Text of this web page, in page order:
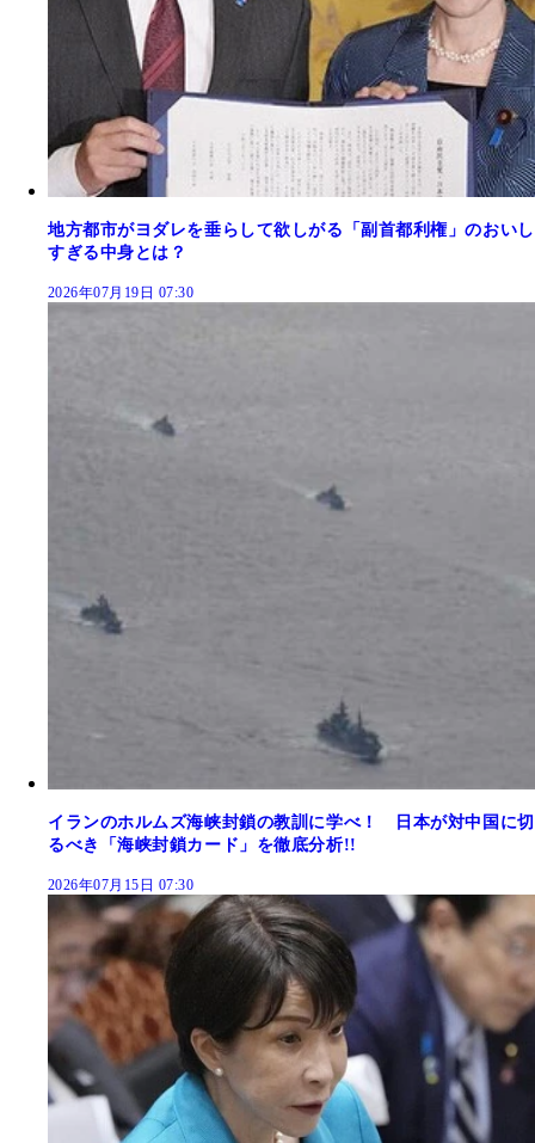
地方都市がヨダレを垂らして欲しがる「副首都利権」のおいし
すぎる中身とは？
2026年07月19日 07:30
イランのホルムズ海峡封鎖の教訓に学べ！ 日本が対中国に切
るべき「海峡封鎖カード」を徹底分析!!
2026年07月15日 07:30